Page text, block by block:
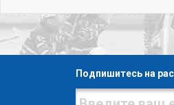
Подпишитесь на